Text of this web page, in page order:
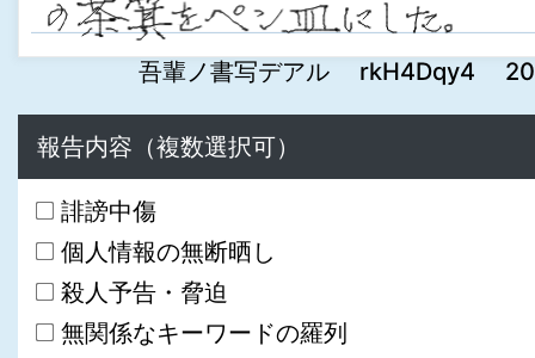
吾輩ノ書写デアル rkH4Dqy4
報告内容（複数選択可）
誹謗中傷
個人情報の無断晒し
殺人予告・脅迫
無関係なキーワードの羅列